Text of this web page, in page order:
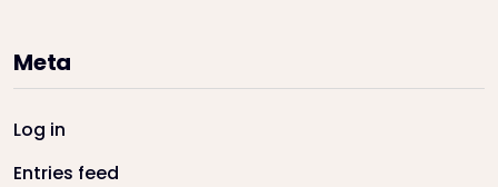
Meta
Log in
Entries feed